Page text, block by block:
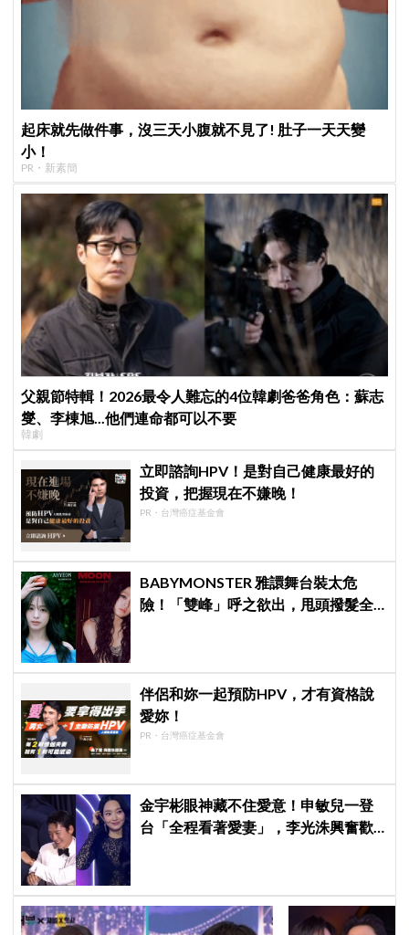
起床就先做件事，沒三天小腹就不見了! 肚子一天天變
小！
PR・新素簡
父親節特輯！2026最令人難忘的4位韓劇爸爸角色：蘇志
燮、李棟旭...他們連命都可以不要
韓劇
立即諮詢HPV！是對自己健康最好的
投資，把握現在不嫌晚！
PR・台灣癌症基金會
BABYMONSTER 雅譞舞台裝太危
險！「雙峰」呼之欲出，甩頭撥髮全
伴侶和妳一起預防HPV，才有資格說
愛妳！
PR・台灣癌症基金會
金宇彬眼神藏不住愛意！申敏兒一登
台「全程看著愛妻」，李光洙興奮歡